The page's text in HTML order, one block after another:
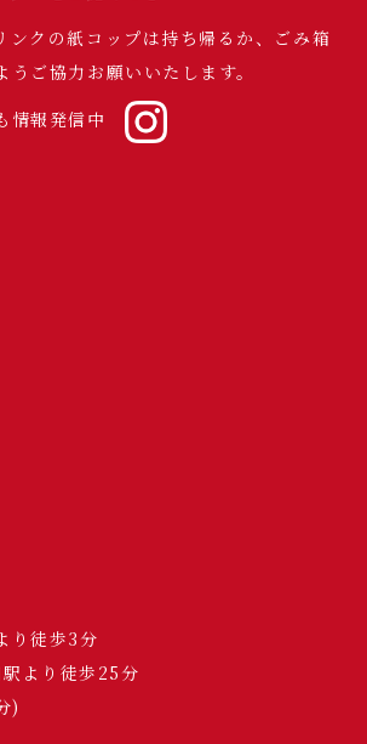
クの紙コップは持ち帰るか、ごみ箱
うご協力お願いいたします。
情報発信中
り徒歩3分
より徒歩25分
)